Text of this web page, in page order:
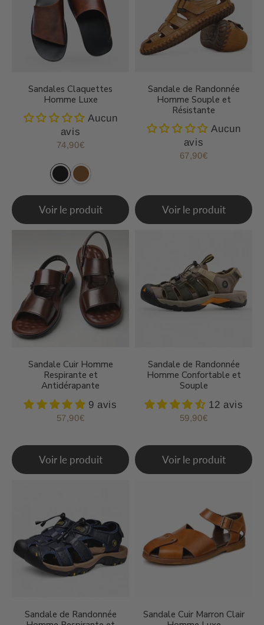
Sandales Claquettes
Homme Luxe
Aucun
avis
Prix
74,90€
Voir le produit
Sandale de Randonnée
Homme Souple et
Résistante
Aucun
avis
Prix
67,90€
Voir le produit
Sandale Cuir Homme
Respirante et
Antidérapante
9 avis
Prix
57,90€
Voir le produit
Sandale de Randonnée
Homme Confortable et
Souple
12 avis
Prix
59,90€
Voir le produit
Sandale de Randonnée
Sandale Cuir Marron Clair